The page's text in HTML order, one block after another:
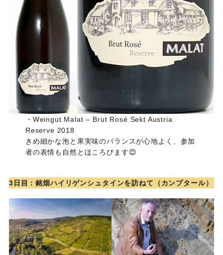
・Weingut Malat – Brut Rosé Sekt Austria
Reserve 2018
きめ細かな泡と果実味のバランスが心地よく、参加
者の表情も自然とほころびます😊
3日目：銘畑ハイリゲンシュタインを訪ねて（カンプタール）